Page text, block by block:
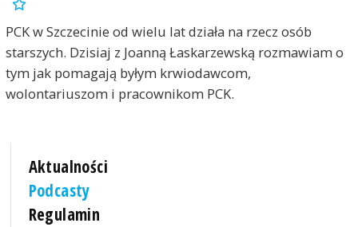
PCK w Szczecinie od wielu lat działa na rzecz osób
starszych. Dzisiaj z Joanną Łaskarzewską rozmawiam o
tym jak pomagają byłym krwiodawcom,
wolontariuszom i pracownikom PCK.
Aktualności
Podcasty
Regulamin